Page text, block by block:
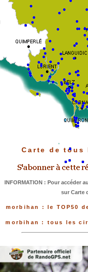
Carte de tous
INFORMATION : Pour accéder
sur Carte
morbihan : le TOP50
morbihan : tous les